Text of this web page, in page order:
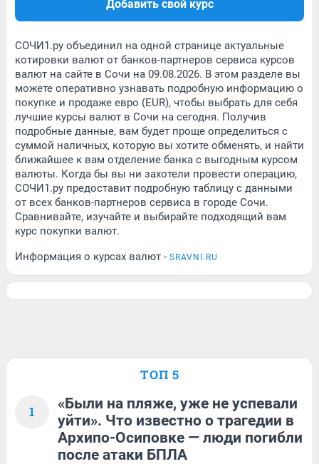
Добавить свой курс
СОЧИ1.ру объединил на одной странице актуальные
котировки валют от банков-партнеров сервиса курсов
валют на сайте в Сочи на 09.08.2026. В этом разделе вы
можете оперативно узнавать подробную информацию о
покупке и продаже евро (EUR), чтобы выбрать для себя
лучшие курсы валют в Сочи на сегодня. Получив
подробные данные, вам будет проще определиться с
суммой наличных, которую вы хотите обменять, и найти
ближайшее к вам отделение банка с выгодным курсом
валюты. Когда бы вы ни захотели провести операцию,
СОЧИ1.ру предоставит подробную таблицу с данными
от всех банков-партнеров сервиса в городе Сочи.
Сравнивайте, изучайте и выбирайте подходящий вам
курс покупки валют.
Информация о курсах валют - SRAVNI.RU
ТОП 5
1
«Были на пляже, уже не успевали
уйти». Что известно о трагедии в
Архипо-Осиповке — люди погибли
после атаки БПЛА